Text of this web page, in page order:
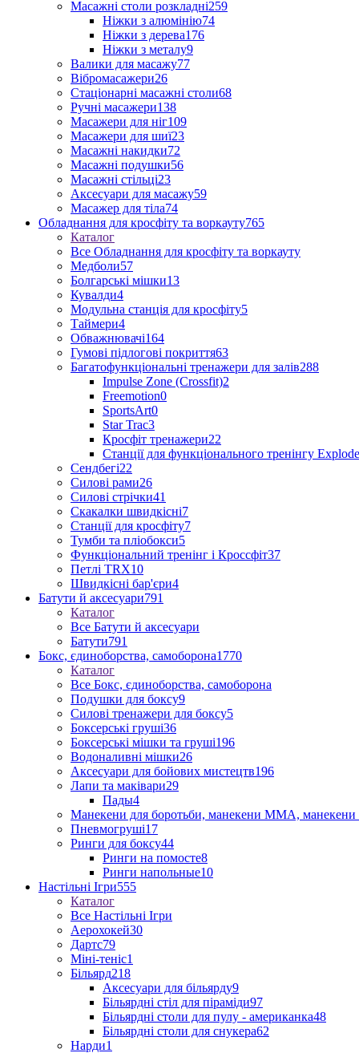
Масажні столи розкладні259
Ніжки з алюмінію74
Ніжки з дерева176
Ніжки з металу9
Валики для масажу77
Вібромасажери26
Стаціонарні масажні столи68
Ручні масажери138
Масажери для ніг109
Масажери для шиї23
Масажні накидки72
Масажні подушки56
Масажні стільці23
Аксесуари для масажу59
Масажер для тіла74
Обладнання для кросфіту та воркауту765
Каталог
Все Обладнання для кросфіту та воркауту
Медболи57
Болгарські мішки13
Кувалди4
Модульна станція для кросфіту5
Таймери4
Обважнювачі164
Гумові підлогові покриття63
Багатофункціональні тренажери для залів288
Impulse Zone (Crossfit)2
Freemotion0
SportsArt0
Star Trac3
Кросфіт тренажери22
Станції для функціонального тренінгу Explode
Сендбегі22
Силові рами26
Силові стрічки41
Скакалки швидкісні7
Станції для кросфіту7
Тумби та пліобокси5
Функціональний тренінг і Кроссфіт37
Петлі TRX10
Швидкісні бар'єри4
Батути й аксесуари791
Каталог
Все Батути й аксесуари
Батути791
Бокс, єдиноборства, самоборона1770
Каталог
Все Бокс, єдиноборства, самоборона
Подушки для боксу9
Силові тренажери для боксу5
Боксерські груші36
Боксерські мішки та груші196
Водоналивні мішки26
Аксесуари для бойових мистецтв196
Лапи та маківари29
Пады4
Манекени для боротьби, манекени ММА, манекени
Пневмогруші17
Ринги для боксу44
Ринги на помосте8
Ринги напольные10
Настільні Ігри555
Каталог
Все Настільні Ігри
Аерохокей30
Дартс79
Міні-теніс1
Більярд218
Аксесуари для більярду9
Більярдні стіл для піраміди97
Більярдні столи для пулу - американка48
Більярдні столи для снукера62
Нарди1